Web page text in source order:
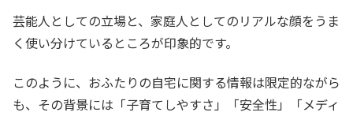
芸能人としての立場と、家庭人としてのリアルな顔をうま
く使い分けているところが印象的です。
このように、おふたりの自宅に関する情報は限定的ながら
も、その背景には「子育てしやすさ」「安全性」「メディ